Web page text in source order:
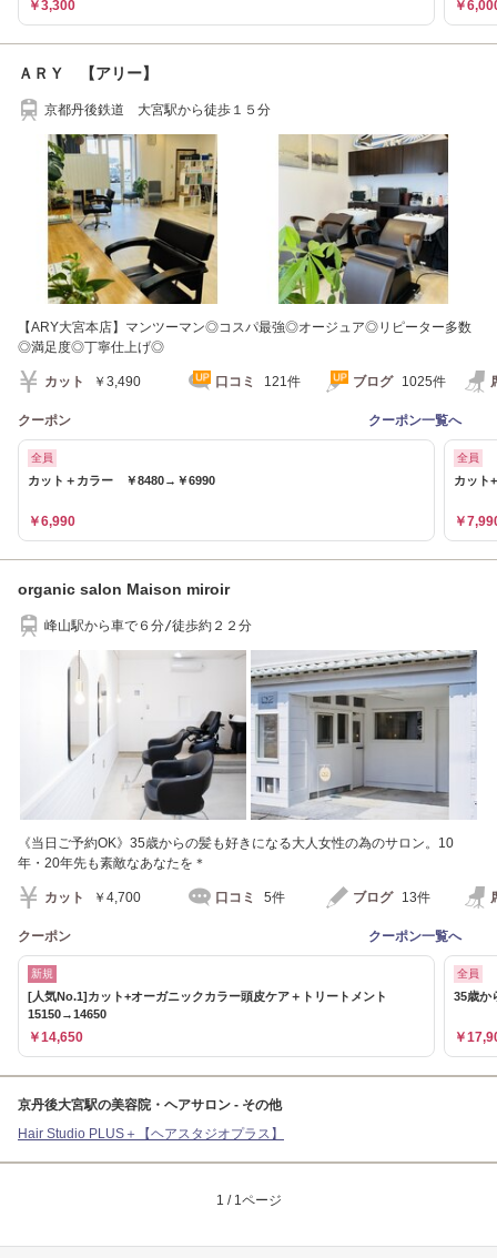
￥3,300 ￥
ＡＲＹ 【アリー】
京都丹後鉄道 大宮駅から徒歩１５分
【ARY大宮本店】マンツーマン◎コスパ最強◎オージュア◎リピーター多数
◎満足度◎丁寧仕上げ◎
カット ￥3,490 口コミ 121件 ブログ 1025件
クーポン クーポン一覧へ
全員
カット＋カラー ￥8480→￥6990
￥6,990
全員
カット
￥
organic salon Maison miroir
峰山駅から車で６分/徒歩約２２分
《当日ご予約OK》35歳からの髪も好きになる大人女性の為のサロン。10
年・20年先も素敵なあなたを＊
カット ￥4,700 口コミ 5件 ブログ 13件
クーポン クーポン一覧へ
新規
[人気No.1]カット+オーガニックカラー頭皮ケア＋トリートメント
15150→14650
￥14,650
全員
35歳か
￥
京丹後大宮駅の美容院・ヘアサロン - その他
Hair Studio PLUS＋【ヘアスタジオプラス】
1 / 1ページ